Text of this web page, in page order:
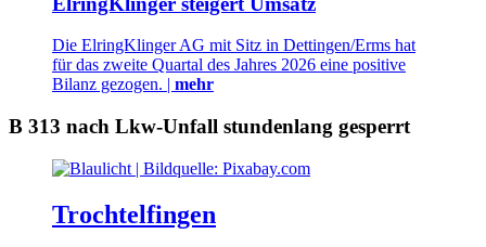
Die ElringKlinger AG mit Sitz in Dettingen/Erms hat
für das zweite Quartal des Jahres 2026 eine positive
Bilanz gezogen. | mehr
B 313 nach Lkw-Unfall stundenlang gesperrt
Trochtelfingen